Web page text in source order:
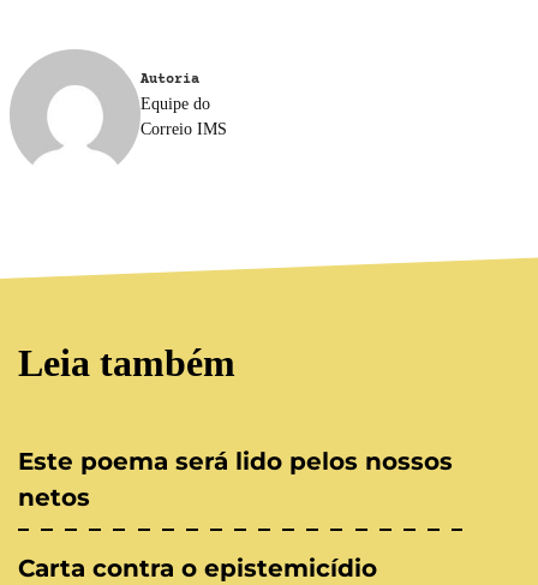
Autoria
Equipe do
Correio IMS
Leia também
Este poema será lido pelos nossos
netos
Carta contra o epistemicídio